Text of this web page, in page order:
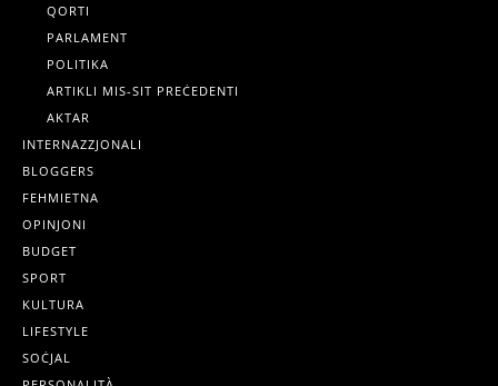
QORTI
PARLAMENT
POLITIKA
ARTIKLI MIS-SIT PREĊEDENTI
AKTAR
INTERNAZZJONALI
BLOGGERS
FEHMIETNA
OPINJONI
BUDGET
SPORT
KULTURA
LIFESTYLE
SOĊJAL